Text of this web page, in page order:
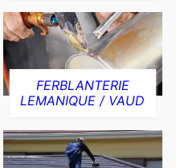
FERBLANTERIE
LEMANIQUE / VAUD